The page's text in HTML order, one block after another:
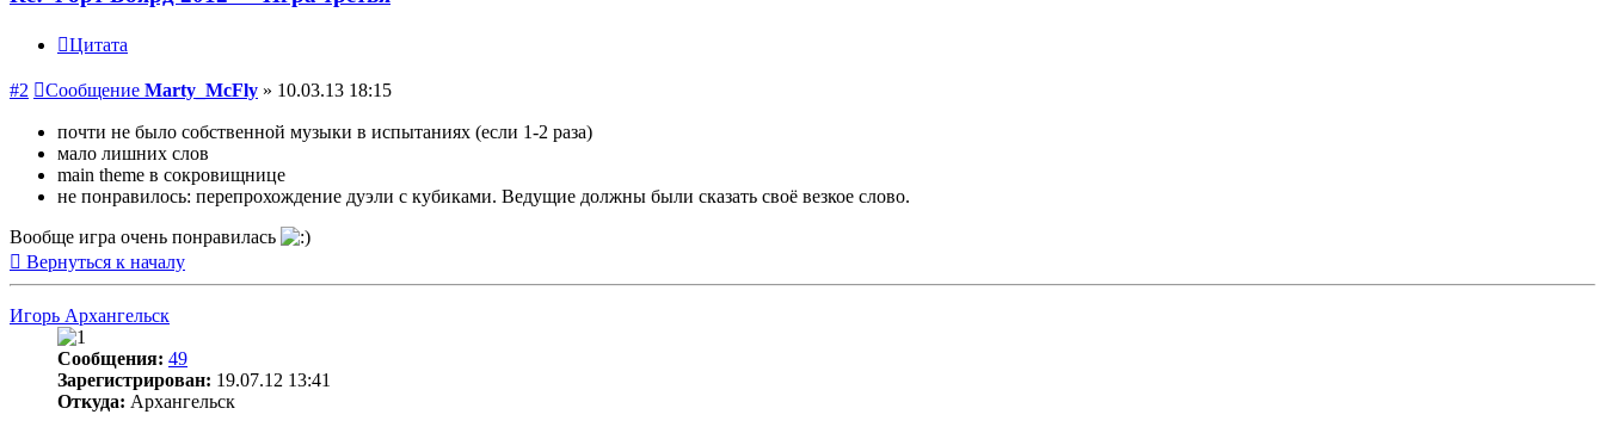
Цитата
#2 Сообщение Marty_McFly » 10.03.13 18:15
почти не было собственной музыки в испытаниях (если 1-2 раза)
мало лишних слов
main theme в сокровищнице
не понравилось: перепрохождение дуэли с кубиками. Ведущие должны были сказать своё везкое слово.
Вообще игра очень понравилась
Вернуться к началу
Игорь Архангельск
Сообщения: 49
Зарегистрирован: 19.07.12 13:41
Откуда: Архангельск